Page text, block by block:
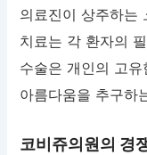
의료진이 상주하는
치료는 각 환자의
수술은 개인의 고
아름다움을 추구하
코비쥬의원의 경